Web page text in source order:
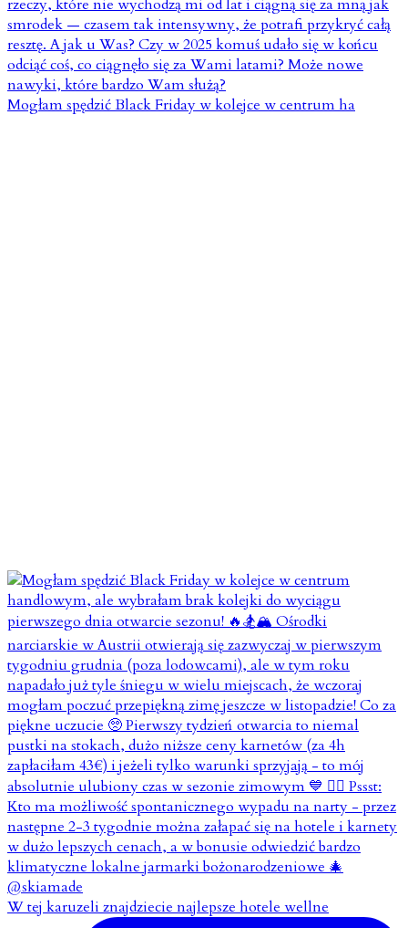
Mogłam spędzić Black Friday w kolejce w centrum ha
W tej karuzeli znajdziecie najlepsze hotele wellne